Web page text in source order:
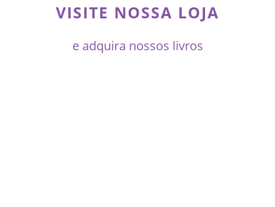
VISITE NOSSA LOJA
e adquira nossos livros